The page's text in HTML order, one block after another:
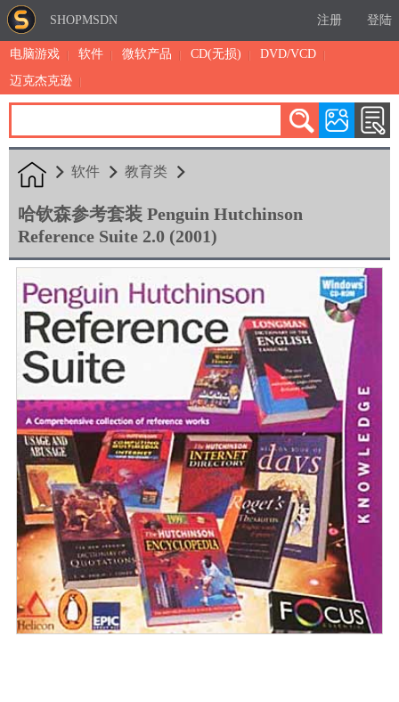
SHOPMSDN 注册 登陆
电脑游戏 软件 微软产品 CD(无损)
DVD/VCD
迈克杰克逊
累计注册：4879
软件 教育类
哈钦森参考套装 Penguin Hutchinson
Reference Suite 2.0 (2001)